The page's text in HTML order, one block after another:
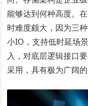
能够达到何种高度。
时难度颇大，因为三
小IO，支持低时延场
入，对底层逻辑接口
采用，具有极为广阔的